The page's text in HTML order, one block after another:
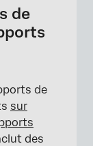
dans
de
de
sur
des